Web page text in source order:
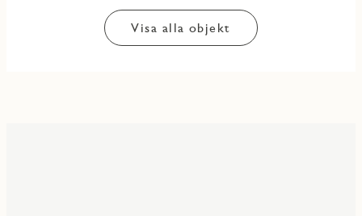
Visa alla objekt